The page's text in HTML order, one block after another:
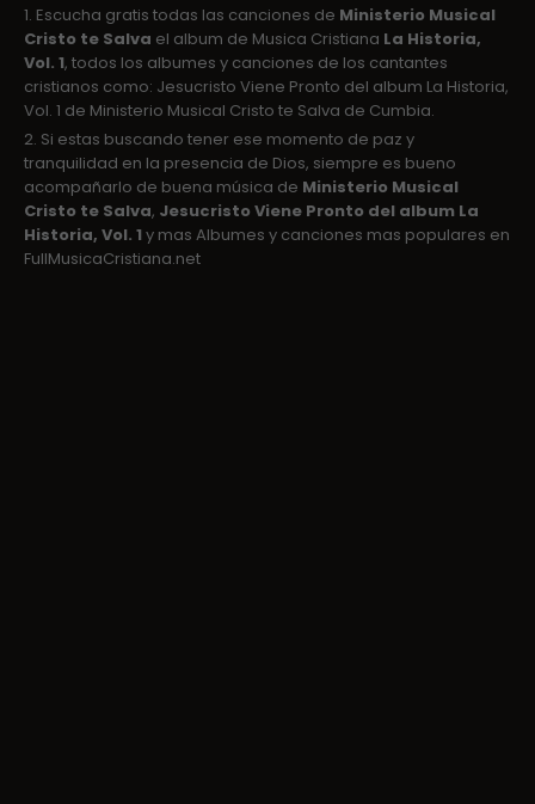
1. Escucha gratis todas las canciones de Ministerio Musical
Cristo te Salva el album de Musica Cristiana La Historia,
Vol. 1, todos los albumes y canciones de los cantantes
cristianos como: Jesucristo Viene Pronto del album La Historia,
Vol. 1 de Ministerio Musical Cristo te Salva de Cumbia.
2. Si estas buscando tener ese momento de paz y
tranquilidad en la presencia de Dios, siempre es bueno
acompañarlo de buena música de Ministerio Musical
Cristo te Salva, Jesucristo Viene Pronto del album La
Historia, Vol. 1 y mas Albumes y canciones mas populares en
FullMusicaCristiana.net